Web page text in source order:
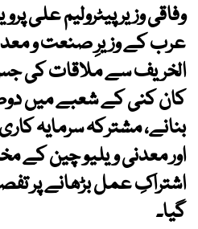
وفاقی وزیر پیٹرولیم علی
عرب کے وزیرِ صنعت و معدنی
الخریف سے ملاقات کی
کان کنی کے شعبے میں
بنانے، مشترکہ سرمایہ
اور معدنی ویلیو چین کے
اشتراکِ عمل بڑھانے پر
گیا۔